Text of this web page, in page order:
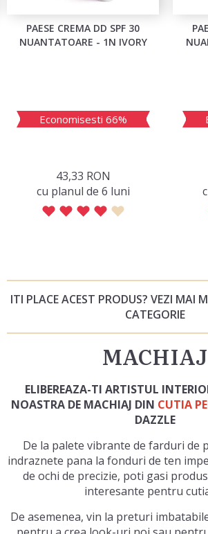
PAESE CREMA DD SPF 30
NUANTATOARE - 1N IVORY
Economisesti 66%
43,33 RON
сu planul de 6 luni
ITI PLACE ACEST PRODUS? VEZI MAI
CATEGORIE
MACHIAJ
ELIBEREAZA-TI ARTISTUL
NOASTRA DE MACHIAJ DIN CUTIA
DAZZLE
De la palete vibrante de farduri de
indraznete pana la fonduri de ten
de ochi de precizie, poti gasi
interesante pentru
De asemenea, vin la preturi